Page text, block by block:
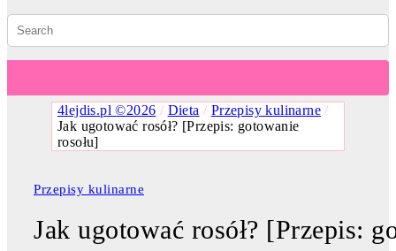
4lejdis.pl ©2026 / Dieta / Przepisy kulinarne /
Jak ugotować rosół? [Przepis: gotowanie
rosołu]
Przepisy kulinarne
Jak ugotować rosół? [Przepis: